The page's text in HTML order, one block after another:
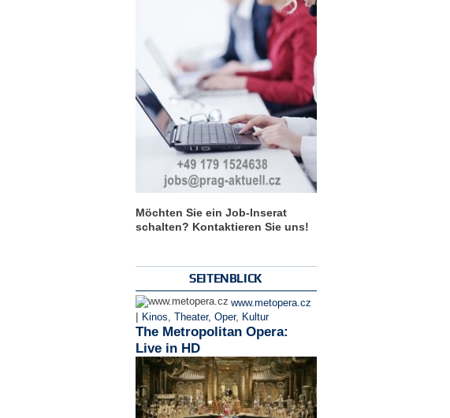
Möchten Sie ein Job-Inserat
schalten? Kontaktieren Sie uns!
SEITENBLICK
www.metopera.cz
| Kinos Theater, Oper, Kultur
The Metropolitan Opera:
Live in HD